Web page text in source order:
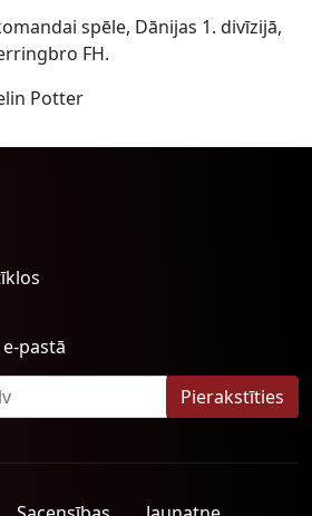
spēle, Dānijas 1. divīzijā,
FH.
Potter
pastā